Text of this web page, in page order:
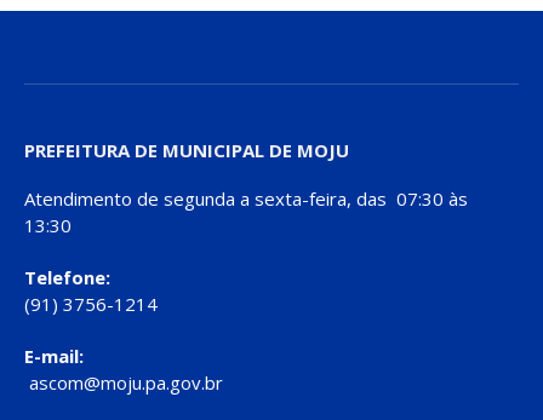
PREFEITURA DE MUNICIPAL DE MOJU
Atendimento de segunda a sexta-feira, das 07:30 às
13:30
Telefone:
(91) 3756-1214
E-mail:
ascom@moju.pa.gov.br